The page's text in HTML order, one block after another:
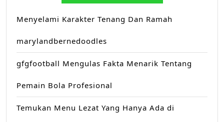
Menyelami Karakter Tenang Dan Ramah
marylandbernedoodles
gfgfootball Mengulas Fakta Menarik Tentang
Pemain Bola Profesional
Temukan Menu Lezat Yang Hanya Ada di